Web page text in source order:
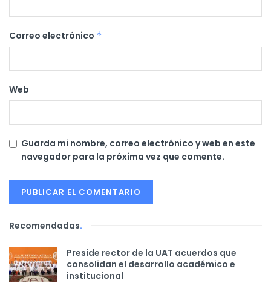
Correo electrónico *
Web
Guarda mi nombre, correo electrónico y web en este
navegador para la próxima vez que comente.
Recomendadas.
Preside rector de la UAT acuerdos que
consolidan el desarrollo académico e
institucional